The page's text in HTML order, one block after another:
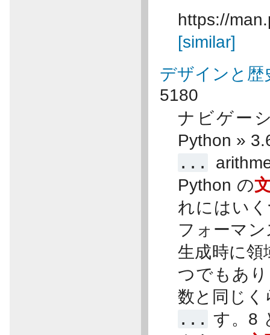
https://
[similar]
デザインと
5180
ナビゲー
Python »
...
Python の
れにはい
フォーマ
生成時に
つでもあ
数と同じく
... す。8